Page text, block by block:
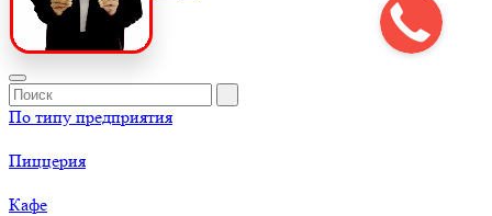
По типу предприятия
Пиццерия
Кафе